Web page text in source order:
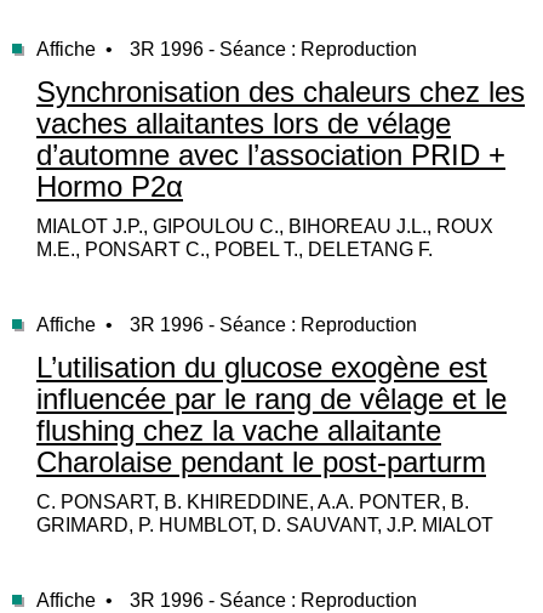
Affiche • 3R 1996 - Séance : Reproduction
Synchronisation des chaleurs chez les
vaches allaitantes lors de vélage
d’automne avec l’association PRID +
Hormo P2α
MIALOT J.P., GIPOULOU C., BIHOREAU J.L., ROUX
M.E., PONSART C., POBEL T., DELETANG F.
Affiche • 3R 1996 - Séance : Reproduction
L’utilisation du glucose exogène est
influencée par le rang de vêlage et le
flushing chez la vache allaitante
Charolaise pendant le post-parturm
C. PONSART, B. KHIREDDINE, A.A. PONTER, B.
GRIMARD, P. HUMBLOT, D. SAUVANT, J.P. MIALOT
Affiche • 3R 1996 - Séance : Reproduction